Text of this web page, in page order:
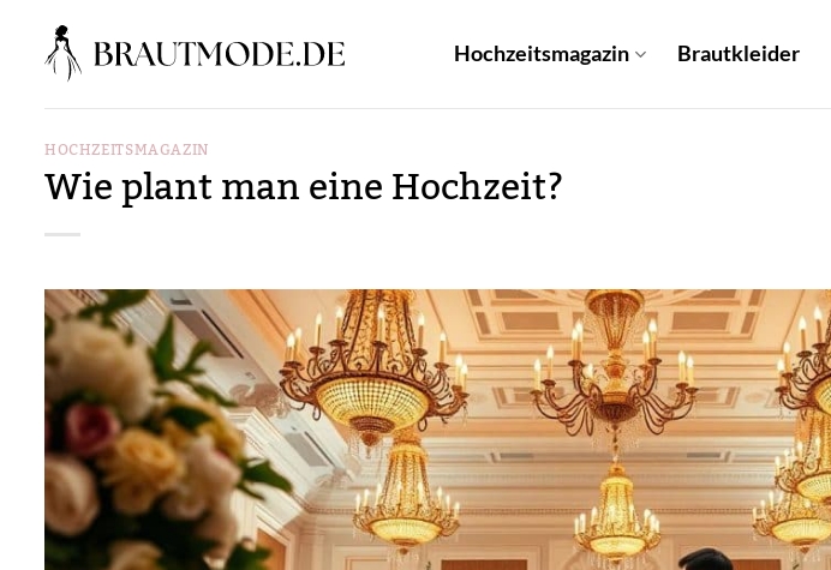
Inhalt
springen
Hochzeitsmagazin Brautkleider
HOCHZEITSMAGAZIN
Wie plant man eine Hochzeit?